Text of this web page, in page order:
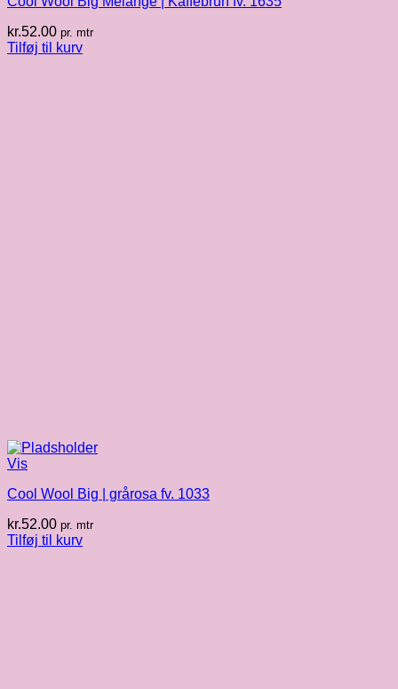
kr.52.00 pr. mtr
Tilføj til kurv
Vis
Cool Wool Big | grårosa fv. 1033
kr.52.00 pr. mtr
Tilføj til kurv